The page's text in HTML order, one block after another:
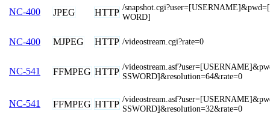
NC-400 JPEG HTTP /
WORD]
NC-400 MJPEG HTTP /videostream.cgi?rate=0
NC-541 FFMPEG HTTP /
SSWORD]&resolution=64&rate=0
NC-541 FFMPEG HTTP /
SSWORD]&resolution=32&rate=0